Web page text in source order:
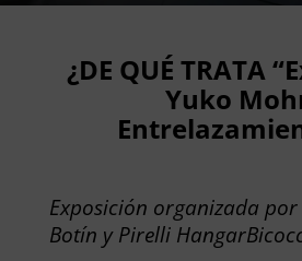
¿DE QUÉ TRATA
Yuko
Exposición organizada
Botín y Pirelli